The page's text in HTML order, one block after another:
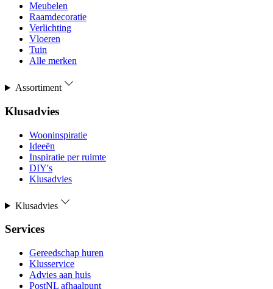
Meubelen
Raamdecoratie
Verlichting
Vloeren
Tuin
Alle merken
Assortiment
Klusadvies
Wooninspiratie
Ideeën
Inspiratie per ruimte
DIY's
Klusadvies
Klusadvies
Services
Gereedschap huren
Klusservice
Advies aan huis
PostNL afhaalpunt